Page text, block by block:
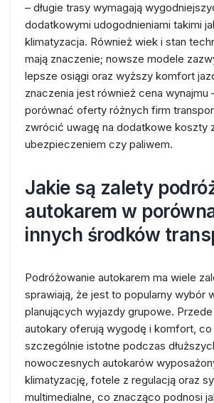
– długie trasy wymagają
dodatkowymi udogodnieniami takimi
klimatyzacja. Również wiek i stan
mają znaczenie; nowsze modele
lepsze osiągi oraz wyższy komfort
znaczenia jest również cena wynajmu
porównać oferty różnych firm
zwrócić uwagę na dodatkowe koszty
ubezpieczeniem czy paliwem.
Jakie są zalety
autokarem w
innych środków
Podróżowanie autokarem ma wiele
sprawiają, że jest to popularny wybór
planujących wyjazdy grupowe.
autokary oferują wygodę i komfort,
szczególnie istotne podczas
nowoczesnych autokarów
klimatyzację, fotele z regulacją oraz
multimedialne, co znacząco podnosi